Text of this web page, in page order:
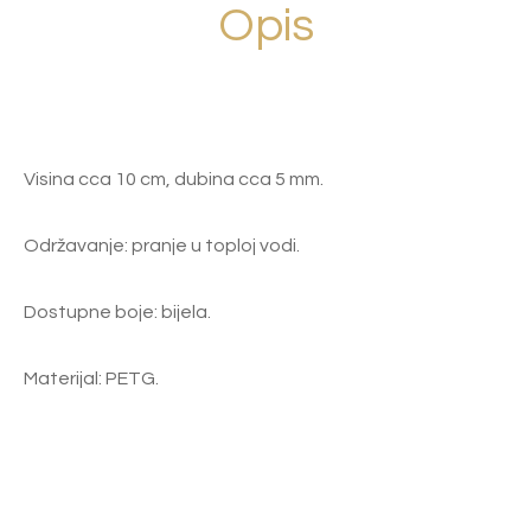
Opis
Visina cca 10 cm, dubina cca 5 mm.
Održavanje: pranje u toploj vodi.
Dostupne boje: bijela.
Materijal: PETG.